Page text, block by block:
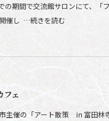
期間で交流館サロンにて、「
開催し …続きを読む
フェ
主催の「アート散策 in 富田林